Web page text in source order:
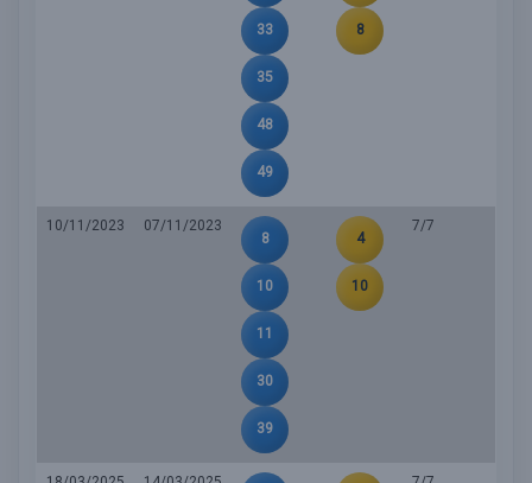
33
35
48
49
8
10/11/2023
07/11/2023
8
10
11
30
39
4
10
7/7